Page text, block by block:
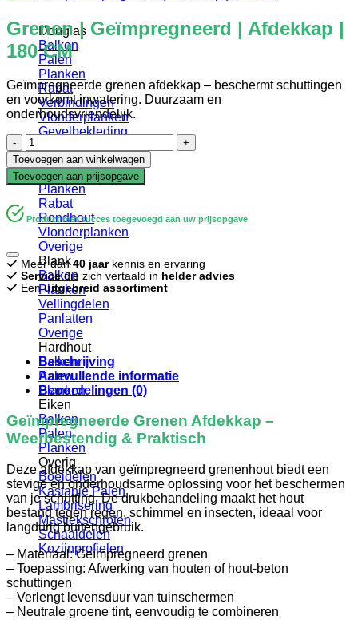
Douglas
Balken
Palen
Planken
Rabat
Verbindingen
Vlonderplanken
Gevelbekleding
Balken
Palen
Planken
Rabat
Rondhout
Vlonderplanken
Overige
Blank
Balken
Planken
Vellingdelen
Panlatten
Overige
Hardhout
Balken
Palen
Planken
Eiken
Balken
Palen
Planken
Overig
Boeidelen
Kastanje Palen
Lambrisering
Mastiekschroten
Schaaldelen
Kozijnprofielen
Grenen | Geïmpregneerd | Afdekkap |
180 CM
Geïmpregneerde grenen afdekkap – beschermt schuttingen
en voorkomt inwatering. Duurzaam en
onderhoudsvriendelijk.
Grenen
|
Geïmpregneerd
|
Afdekkap
180
CM
aantal
Toevoegen aan winkelwagen
Toevoegen aan prijsopgave
Product met succes toegevoegd aan uw prijsopgave
Meer dan40 jaarkennis en ervaring
Servicedie zich vertaald in helder advies
Eenuitgebreid assortiment
Beschrijving
Aanvullende informatie
Beoordelingen (0)
Geïmpregneerde Grenen Afdekkap –
Weerbestendig & Praktisch
Deze afdekkap van geïmpregneerd grenenhout biedt een
stevige en onderhoudsarme oplossing voor het beschermen
van je schutting. De drukbehandeling maakt het hout
bestand tegen regen, schimmel en insecten, ideaal voor
langdurig buitengebruik.
– Materiaal: Geïmpregneerd grenen
– Toepassing: Afwerking van houten of hout-beton
schuttingen
– Verlengt levensduur van tuinschermen
– Neutrale groene tint, eenvoudig te combineren